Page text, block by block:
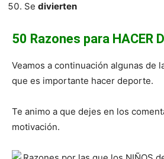
Se divierten
50 Razones para HACER
Veamos a continuación algunas de
que es importante hacer deporte.
Te animo a que dejes en los
motivación.